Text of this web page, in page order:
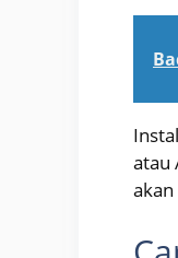
atau